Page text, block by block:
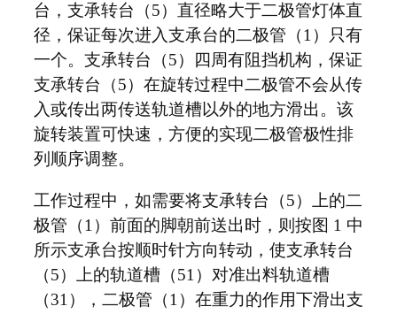
台，支承转台（5）直径略大于二极管灯体直
径，保证每次进入支承台的二极管（1）只有
一个。支承转台（5）四周有阻挡机构，保证
支承转台（5）在旋转过程中二极管不会从传
入或传出两传送轨道槽以外的地方滑出。该
旋转装置可快速，方便的实现二极管极性排
列顺序调整。
工作过程中，如需要将支承转台（5）上的二
极管（1）前面的脚朝前送出时，则按图 1 中
所示支承台按顺时针方向转动，使支承转台
（5）上的轨道槽（51）对准出料轨道槽
（31），二极管（1）在重力的作用下滑出支